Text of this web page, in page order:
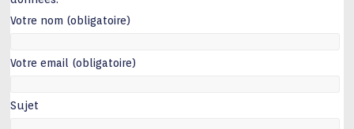
Votre nom (obligatoire)
Votre email (obligatoire)
Sujet